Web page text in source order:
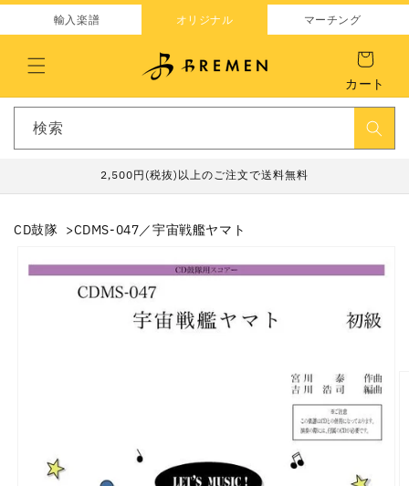
コンテ
ンツに
進む
輸入楽譜 オリジナル マーチング
カート
検索
2,500円(税抜)以上のご注文で送料無料
CD鼓隊 CDMS-047／宇宙戦艦ヤマト
報にス
キップ